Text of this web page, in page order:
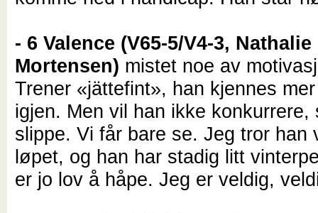
- 6 Valence (V65-5/V4-3, Nathalie
Mortensen) mistet noe av
Trener «jättefint», han kjennes
igjen. Men vil han ikke konkurrere,
slippe. Vi får bare se. Jeg tror han
løpet, og han har stadig litt
er jo lov å håpe. Jeg er veldig,